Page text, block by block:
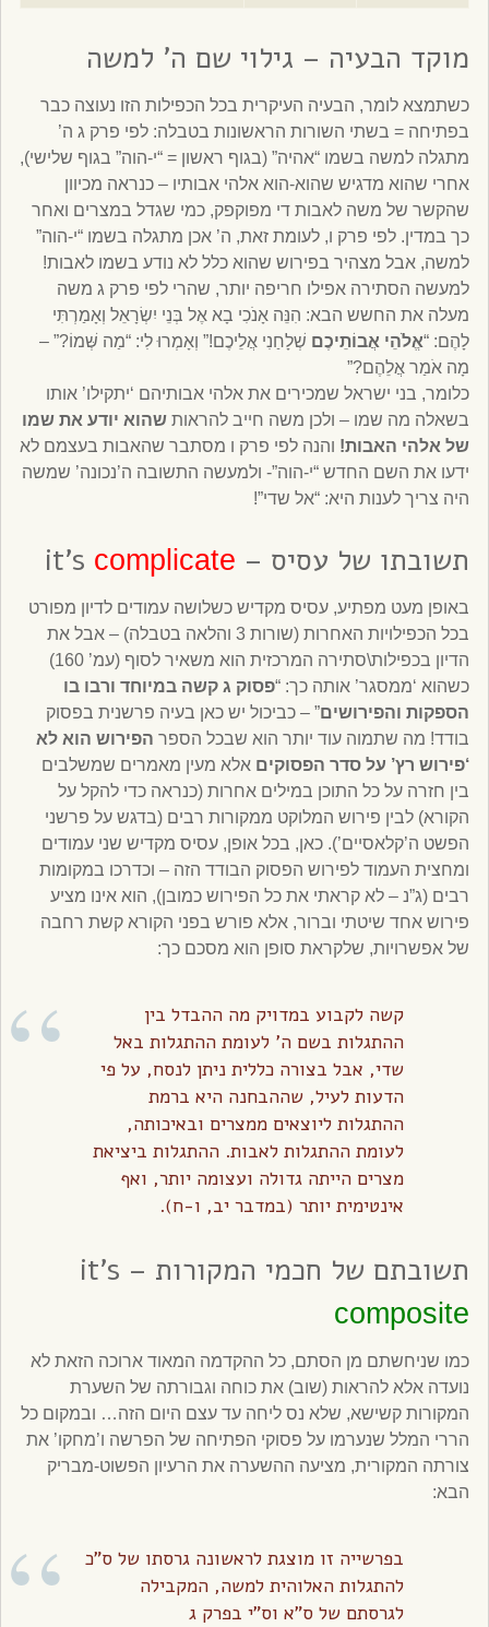
מוקד הבעיה – גילוי שם ה’ למשה
כשתמצא לומר, הבעיה העיקרית בכל הכפילות הזו נעוצה כבר
בפתיחה = בשתי השורות הראשונות בטבלה: לפי פרק ג ה’
מתגלה למשה בשמו “אהיה” (בגוף ראשון = “י-הוה” בגוף שלישי),
אחרי שהוא מדגיש שהוא-הוא אלהי אבותיו – כנראה מכיוון
שהקשר של משה לאבות די מפוקפק, כמי שגדל במצרים ואחר
כך במדין. לפי פרק ו, לעומת זאת, ה’ אכן מתגלה בשמו “י-הוה”
למשה, אבל מצהיר בפירוש שהוא כלל לא נודע בשמו לאבות!
למעשה הסתירה אפילו חריפה יותר, שהרי לפי פרק ג משה
מעלה את החשש הבא: הִנֵּה אָנֹכִי בָא אֶל בְּנֵי יִשְׂרָאֵל וְאָמַרְתִּי
לָהֶם: “אֱלֹהֵי אֲבוֹתֵיכֶם שְׁלָחַנִי אֲלֵיכֶם!” וְאָמְרוּ לִי: “מַה שְּׁמוֹ?” –
מָה אֹמַר אֲלֵהֶם?”
כלומר, בני ישראל שמכירים את אלהי אבותיהם ‘יתקילו’ אותו
בשאלה מה שמו – ולכן משה חייב להראותשהוא יודע את שמו
של אלהי האבות! והנה לפי פרק ו מסתבר שהאבות בעצמם לא
ידעו את השם החדש “י-הוה”- ולמעשה התשובה ה’נכונה’ שמשה
היה צריך לענות היא: “אל שדי”!
תשובתו של עסיס – it’s complicate
באופן מעט מפתיע, עסיס מקדיש כשלושה עמודים לדיון מפורט
בכל הכפילויות האחרות (שורות 3 והלאה בטבלה) – אבל את
הדיון בכפילות\סתירה המרכזית הוא משאיר לסוף (עמ’ 160)
כשהוא ‘ממסגר’ אותה כך: “פסוק ג קשה במיוחד ורבו בו
הספקות והפירושים” – כביכול יש כאן בעיה פרשנית בפסוק
בודד! מה שתמוה עוד יותר הוא שבכל הספר הפירוש הוא לא
‘פירוש רץ’ על סדר הפסוקים אלא מעין מאמרים שמשלבים
בין חזרה על כל התוכן במילים אחרות (כנראה כדי להקל על
הקורא) לבין פירוש המלוקט ממקורות רבים (בדגש על פרשני
הפשט ה’קלאסיים’). כאן, בכל אופן, עסיס מקדיש שני עמודים
ומחצית העמוד לפירוש הפסוק הבודד הזה – וכדרכו במקומות
רבים (ג”נ – לא קראתי את כל הפירוש כמובן), הוא אינו מציע
פירוש אחד שיטתי וברור, אלא פורש בפני הקורא קשת רחבה
של אפשרויות, שלקראת סופן הוא מסכם כך:
קשה לקבוע במדויק מה ההבדל בין
ההתגלות בשם ה’ לעומת ההתגלות באל
שדי, אבל בצורה כללית ניתן לנסח, על פי
הדעות לעיל, שההבחנה היא ברמת
ההתגלות ליוצאים ממצרים ובאיכותה,
לעומת ההתגלות לאבות. ההתגלות ביציאת
מצרים הייתה גדולה ועצומה יותר, ואף
אינטימית יותר (במדבר יב, ו-ח).
תשובתם של חכמי המקורות – it’s
composite
כמו שניחשתם מן הסתם, כל ההקדמה המאוד ארוכה הזאת לא
נועדה אלא להראות (שוב) את כוחה וגבורתה של השערת
המקורות קשישא, שלא נס ליחה עד עצם היום הזה… ובמקום כל
הררי המלל שנערמו על פסוקי הפתיחה של הפרשה ו’מחקו’ את
צורתה המקורית, מציעה ההשערה את הרעיון הפשוט-מבריק
הבא:
בפרשייה זו מוצגת לראשונה גרסתו של ס”כ
להתגלות האלוהית למשה, המקבילה
לגרסתם של ס”א וס”י בפרק ג